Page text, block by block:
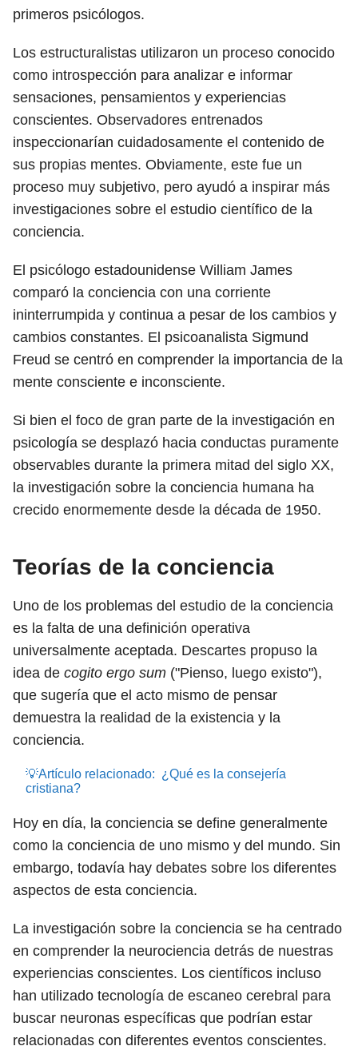
primeros psicólogos.
Los estructuralistas utilizaron un proceso conocido
como introspección para analizar e informar
sensaciones, pensamientos y experiencias
conscientes. Observadores entrenados
inspeccionarían cuidadosamente el contenido de
sus propias mentes. Obviamente, este fue un
proceso muy subjetivo, pero ayudó a inspirar más
investigaciones sobre el estudio científico de la
conciencia.
El psicólogo estadounidense William James
comparó la conciencia con una corriente
ininterrumpida y continua a pesar de los cambios y
cambios constantes. El psicoanalista Sigmund
Freud se centró en comprender la importancia de la
mente consciente e inconsciente.
Si bien el foco de gran parte de la investigación en
psicología se desplazó hacia conductas puramente
observables durante la primera mitad del siglo XX,
la investigación sobre la conciencia humana ha
crecido enormemente desde la década de 1950.
Teorías de la conciencia
Uno de los problemas del estudio de la conciencia
es la falta de una definición operativa
universalmente aceptada. Descartes propuso la
idea de cogito ergo sum ("Pienso, luego existo"),
que sugería que el acto mismo de pensar
demuestra la realidad de la existencia y la
conciencia.
💡Artículo relacionado: ¿Qué es la consejería
cristiana?
Hoy en día, la conciencia se define generalmente
como la conciencia de uno mismo y del mundo. Sin
embargo, todavía hay debates sobre los diferentes
aspectos de esta conciencia.
La investigación sobre la conciencia se ha centrado
en comprender la neurociencia detrás de nuestras
experiencias conscientes. Los científicos incluso
han utilizado tecnología de escaneo cerebral para
buscar neuronas específicas que podrían estar
relacionadas con diferentes eventos conscientes.